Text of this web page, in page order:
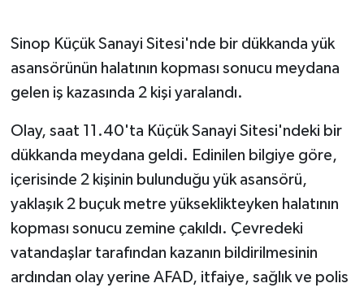
Sinop Küçük Sanayi Sitesi'nde bir dükkanda yük
asansörünün halatının kopması sonucu meydana
gelen iş kazasında 2 kişi yaralandı.
Olay, saat 11.40'ta Küçük Sanayi Sitesi'ndeki bir
dükkanda meydana geldi. Edinilen bilgiye göre,
içerisinde 2 kişinin bulunduğu yük asansörü,
yaklaşık 2 buçuk metre yükseklikteyken halatının
kopması sonucu zemine çakıldı. Çevredeki
vatandaşlar tarafından kazanın bildirilmesinin
ardından olay yerine AFAD, itfaiye, sağlık ve polis
Flaş Haber
Gayrimenkul
GÜNDEM
Güvenlik
İNSAN